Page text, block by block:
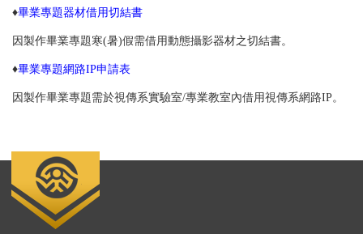
♦畢業專題器材借用切結書
因製作畢業專題寒(暑)假需借用動態攝影器材之切結書。
♦畢業專題網路IP申請表
因製作畢業專題需於視傳系實驗室/專業教室內借用視傳系網路IP。